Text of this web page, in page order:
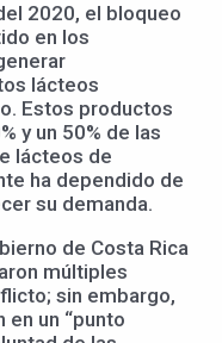
2020, el bloqueo
en los
lácteos
Estos productos
y un 50% de las
lácteos de
ha dependido de
su demanda.
de Costa Rica
múltiples
sin embargo,
un “punto